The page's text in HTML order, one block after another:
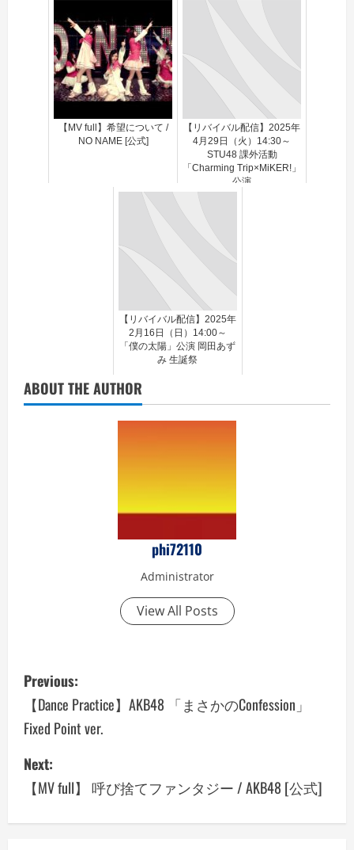
【MV full】希望について /
NO NAME [公式]
【リバイバル配信】2025年
4月29日（火）14:30～
STU48 課外活動
「Charming Trip×MiKER!」
公演
【リバイバル配信】2025年
2月16日（日）14:00～
「僕の太陽」公演 岡田あず
み 生誕祭
ABOUT THE AUTHOR
phi72110
Administrator
View All Posts
P
o
s
t
n
Previous:
【Dance Practice】AKB48 「まさかのConfession」
Fixed Point ver.
Next:
【MV full】 呼び捨てファンタジー / AKB48 [公式]